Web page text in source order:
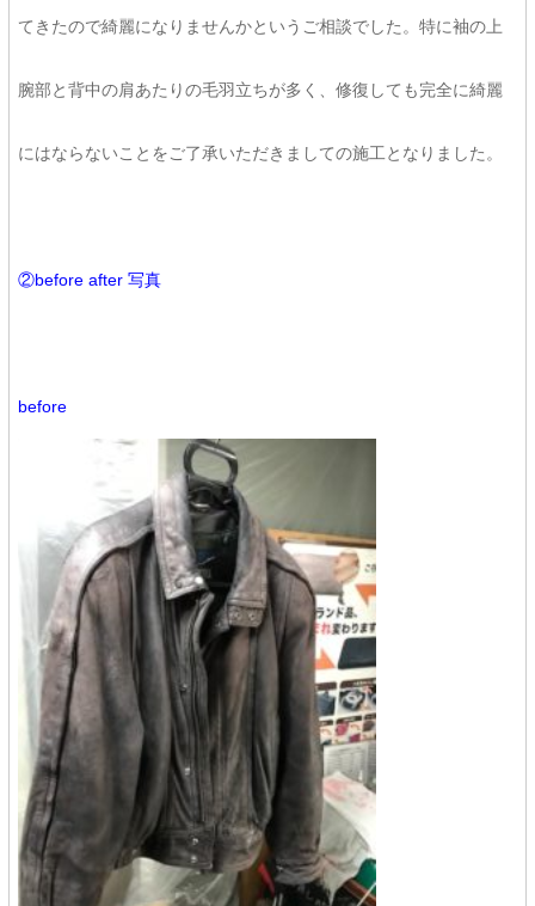
てきたので綺麗になりませんかというご相談でした。特に袖の上
腕部と背中の肩あたりの毛羽立ちが多く、修復しても完全に綺麗
にはならないことをご了承いただきましての施工となりました。
②before after 写真
before